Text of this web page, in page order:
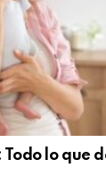
lo que